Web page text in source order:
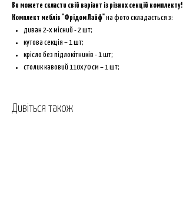
Ви можете скласти свій варіант із різних секцій комплекту!
Комплект меблів "Фрідом Лайф"на фото складається з:
диван 2-х місний - 2 шт;
кутова секція – 1 шт;
крісло без підлокітників - 1 шт;
столик кавовий 110х70 см – 1 шт;
Дивіться також